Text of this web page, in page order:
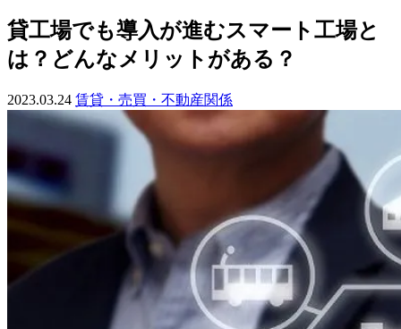
貸工場でも導入が進むスマート工場と
は？どんなメリットがある？
2023.03.24 賃貸・売買・不動産関係